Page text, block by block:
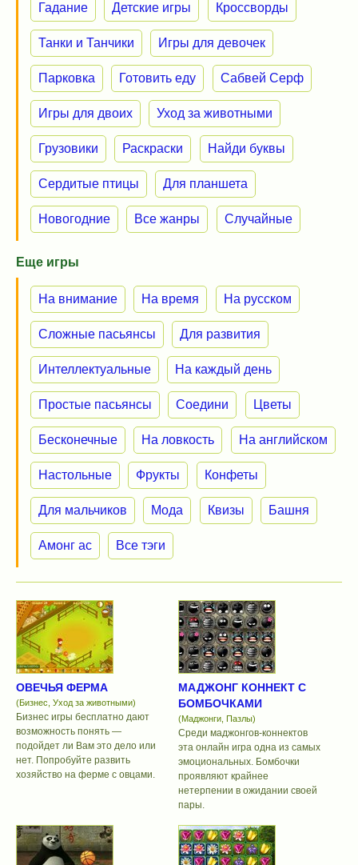
Гадание Детские игры Кроссворды
Танки и Танчики Игры для девочек
Парковка Готовить еду Сабвей Серф
Игры для двоих Уход за животными
Грузовики Раскраски Найди буквы
Сердитые птицы Для планшета
Новогодние Все жанры Случайные
Еще игры
На внимание На время На русском
Сложные пасьянсы Для развития
Интеллектуальные На каждый день
Простые пасьянсы Соедини Цветы
Бесконечные На ловкость На английском
Настольные Фрукты Конфеты
Для мальчиков Мода Квизы Башня
Амонг ас Все тэги
ОВЕЧЬЯ ФЕРМА
(Бизнес, Уход за животными)
Бизнес игры бесплатно дают
возможность понять —
подойдет ли Вам это дело или
нет. Попробуйте развить
хозяйство на ферме с овцами.
МАДЖОНГ КОННЕКТ С
БОМБОЧКАМИ
(Маджонги, Пазлы)
Среди маджонгов-коннектов
эта онлайн игра одна из самых
эмоциональных. Бомбочки
проявляют крайнее
нетерпении в ожидании своей
пары.